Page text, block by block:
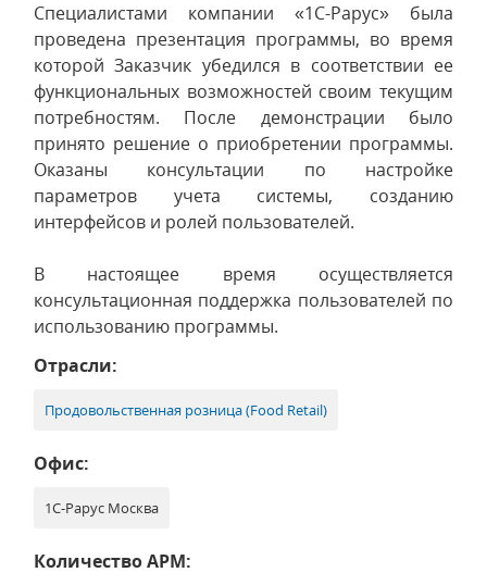
Специалистами компании «1С-Рарус» была
проведена презентация программы, во время
которой Заказчик убедился в соответствии ее
функциональных возможностей своим текущим
потребностям. После демонстрации было
принято решение о приобретении программы.
Оказаны консультации по настройке
параметров учета системы, созданию
интерфейсов и ролей пользователей.
В настоящее время осуществляется
консультационная поддержка пользователей по
использованию программы.
Отрасли:
Продовольственная розница (Food Retail)
Офис:
1С-Рарус Москва
Количество АРМ: